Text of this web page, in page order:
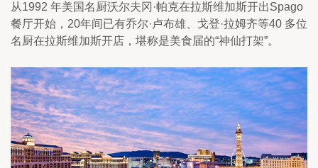
从1992 年美国名厨沃尔夫冈·帕克在拉斯维加斯开出Spago
餐厅开始，20年间已有乔尔·卢布雄、戈登·拉姆齐等40 多位
名厨在拉斯维加斯开店，堪称是美食届的“神仙打架”。